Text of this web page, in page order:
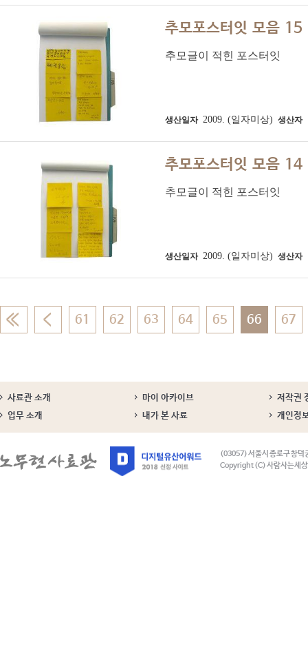
추모포스터잇 모음 15
추모글이 적힌 포스터잇
생산일자 2009. (일자미상) 생산자
추모포스터잇 모음 14
추모글이 적힌 포스터잇
생산일자 2009. (일자미상) 생산자
61 62 63 64 65 66 67
사료관 소개 마이 아카이브
저작권
업무 소개
내가 본 사료 개인정
(03057) 서울시 종로구 창덕
Copyright (C) 사람사는세